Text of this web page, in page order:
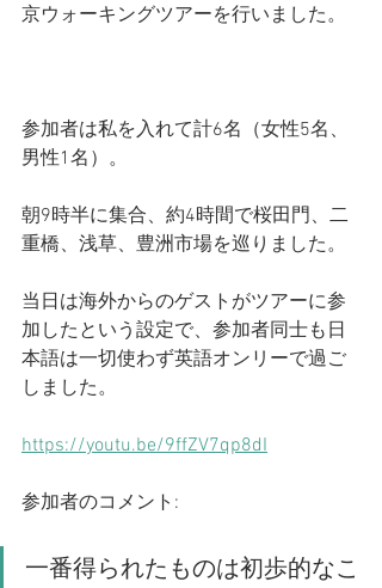
京ウォーキングツアーを行いました。
参加者は私を入れて計6名（女性5名、
男性1名）。
朝9時半に集合、約4時間で桜田門、二
重橋、浅草、豊洲市場を巡りました。
当日は海外からのゲストがツアーに参
加したという設定で、参加者同士も日
本語は一切使わず英語オンリーで過ご
しました。
https://youtu.be/9ffZV7qp8dI
参加者のコメント:
一番得られたものは初歩的なこ